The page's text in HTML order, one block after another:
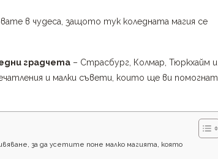
в чудеса, защото тук коледната магия се
градчета – Страсбург, Колмар, Тюркхайм и
и малки съвети, които ще ви помогнат
за да усетите поне малко магията, която